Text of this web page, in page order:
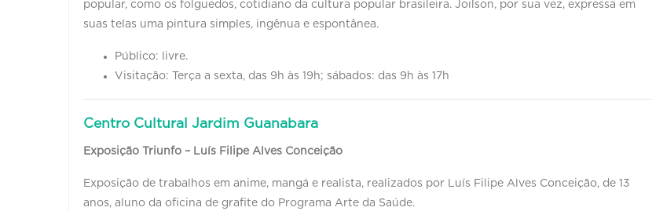
popular, como os folguedos, cotidiano da cultura popular brasileira. Joilson, por sua vez, expressa em
suas telas uma pintura simples, ingênua e espontânea.
Público: livre.
Visitação: Terça a sexta, das 9h às 19h; sábados: das 9h às 17h
Centro Cultural Jardim Guanabara
Exposição Triunfo – Luís Filipe Alves Conceição
Exposição de trabalhos em anime, mangá e realista, realizados por Luís Filipe Alves Conceição, de 13
anos, aluno da oficina de grafite do Programa Arte da Saúde.